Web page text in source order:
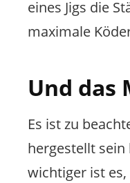
eines Jigs die
maximale
Und das
Es ist zu
hergestellt sein
wichtiger ist